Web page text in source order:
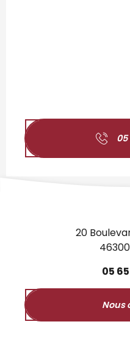
05
20
46300
05 65
Nous